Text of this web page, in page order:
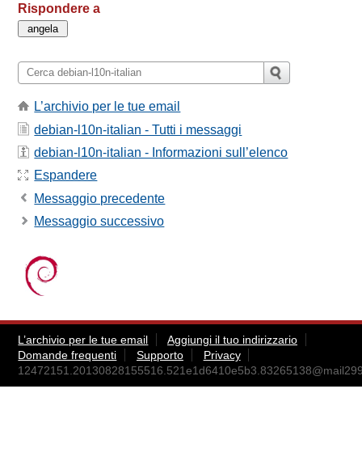
Rispondere a
L’archivio per le tue email
debian-l10n-italian - Tutti i messaggi
debian-l10n-italian - Informazioni sull’elenco
Espandere
Messaggio precedente
Messaggio successivo
L’archivio per le tue email
Aggiungi il tuo indirizzario
Domande frequenti
Supporto
Privacy